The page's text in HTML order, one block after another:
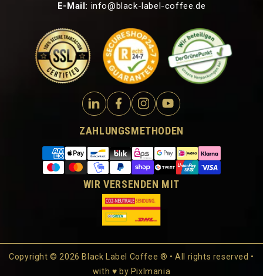
E-Mail: info@black-label-coffee.de
ZAHLUNGSMETHODEN
WIR VERSENDEN MIT
Copyright © 2026 Black Label Coffee ® • All rights reserved •
with ♥ by Pixlmania